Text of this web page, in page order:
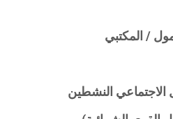
/ المكتبي
النشطين